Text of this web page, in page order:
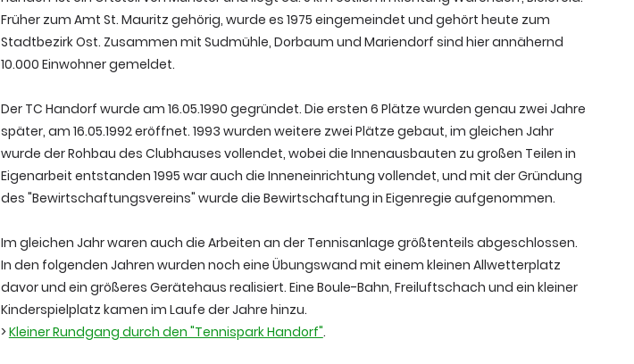
Früher zum Amt St. Mauritz gehörig, wurde es 1975 eingemeindet und gehört heute zum
Stadtbezirk Ost. Zusammen mit Sudmühle, Dorbaum und Mariendorf sind hier annähernd
10.000 Einwohner gemeldet.
Der TC Handorf wurde am 16.05.1990 gegründet. Die ersten 6 Plätze wurden genau zwei Jahre
später, am 16.05.1992 eröffnet. 1993 wurden weitere zwei Plätze gebaut, im gleichen Jahr
wurde der Rohbau des Clubhauses vollendet, wobei die Innenausbauten zu großen Teilen in
Eigenarbeit entstanden 1995 war auch die Inneneinrichtung vollendet, und mit der Gründung
des "Bewirtschaftungsvereins" wurde die Bewirtschaftung in Eigenregie aufgenommen.
Im gleichen Jahr waren auch die Arbeiten an der Tennisanlage größtenteils abgeschlossen.
In den folgenden Jahren wurden noch eine Übungswand mit einem kleinen Allwetterplatz
davor und ein größeres Gerätehaus realisiert. Eine Boule-Bahn, Freiluftschach und ein kleiner
Kinderspielplatz kamen im Laufe der Jahre hinzu.
>Kleiner Rundgang durch den "Tennispark Handorf".